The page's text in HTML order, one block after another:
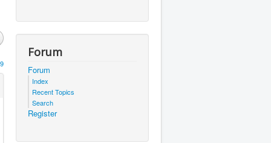
Forum
Forum
Index
Recent Topics
Search
Register